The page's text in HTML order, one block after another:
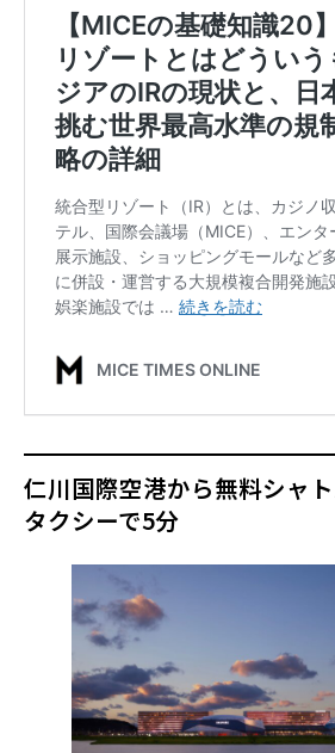
仁川国際空港から無料シャト
タクシーで5分